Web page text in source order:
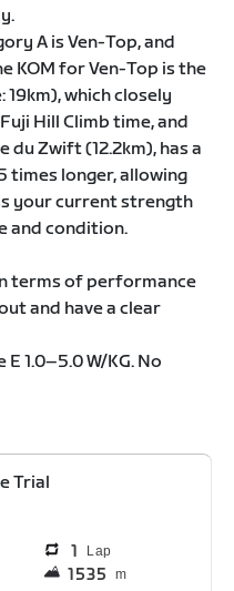
A is Ven-Top, and
KOM for Ven-Top is the
19km), which closely
Hill Climb time, and
du Zwift (12.2km), has a
times longer, allowing
your current strength
and condition.
terms of performance
and have a clear
1.0–5.0 W/KG. No
Trial
1 Lap
1535 m